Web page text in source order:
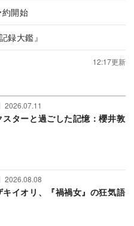
開始
録大鑑』
12:17更新
2026.07.11
スターと過ごした記憶：櫻井敦
2026.08.08
キイオリ、『禍禍女』の狂気語